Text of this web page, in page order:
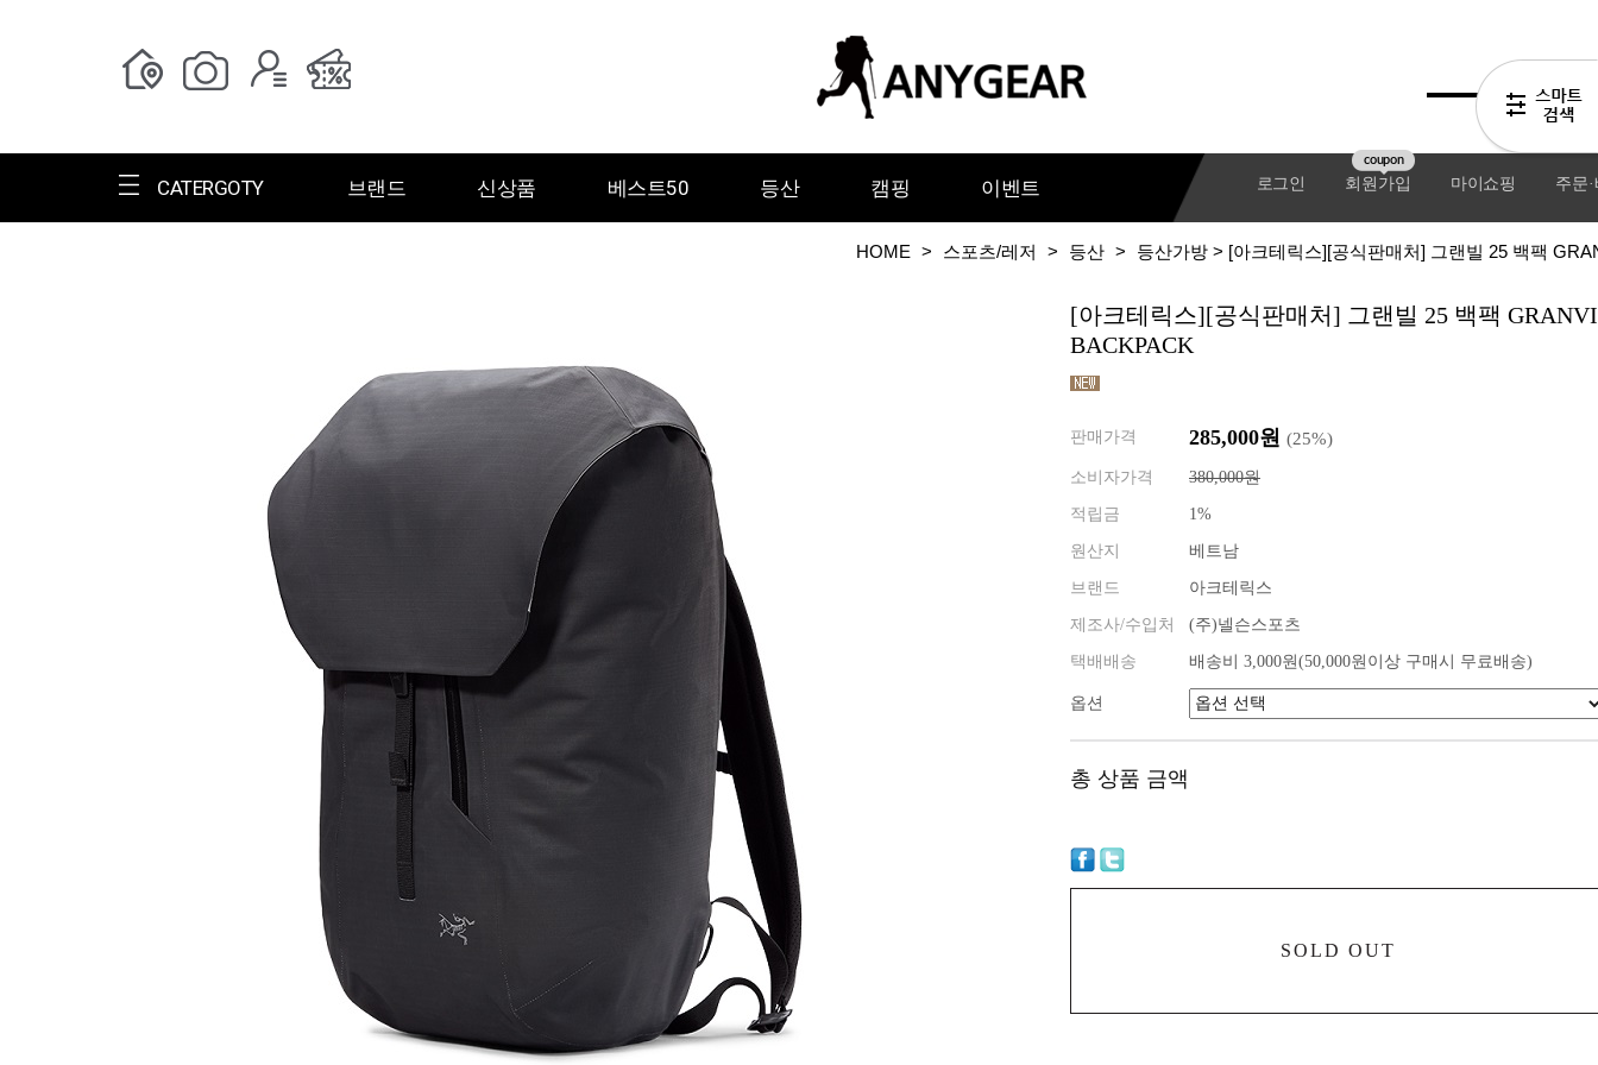
CATERGOTY 브랜드 신상품 베스트50 등산 캠핑 이벤트 로그인 회원가입
coupon
마이쇼핑 주문
ㅊ ㅋ
그레이웨일디자인
HOME > 스포츠/레저 > 등산 > 등산가방 > [아크테릭스][공식판매처] 그랜빌 25 백팩
[아크테릭스][공식판매처] 그랜빌 25 백팩
BACKPACK
판매가격 285,000원 (25%)
소비자가격 380,000원
적립금 1%
원산지 베트남
브랜드 아크테릭스
제조사/수입처 (주)넬슨스포츠
택배배송 배송비 3,000원(50,000원이상 구매시 무료배송)
옵션
총 상품 금액
SOLD OUT